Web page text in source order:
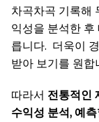
차곡차곡 기록해
익성을 분석한
릅니다. 더욱이
받아 보기를 원합
따라서 전통적인
수익성 분석, 예